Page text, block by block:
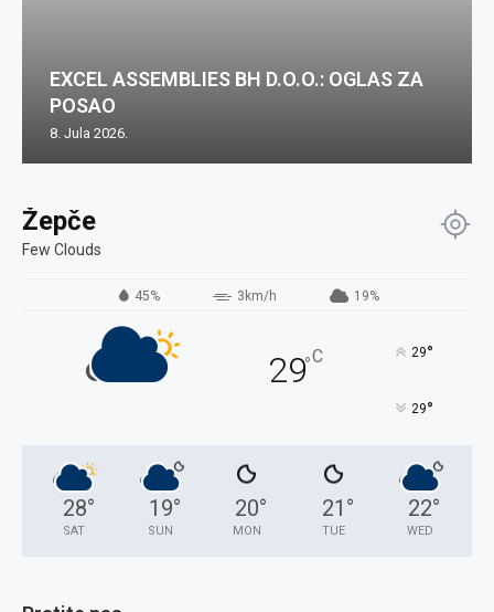
Žepče
Few Clouds
45% 3km/h 19%
29°C 29°
29°
28°
SAT
19°
SUN
20°
MON
21 °
TUE
22°
WED
EXCEL ASSEMBLIES BH D.O.O.: OGLAS ZA
POSAO
8. Jula 2026.